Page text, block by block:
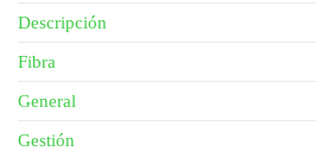
Descripción
Fibra
General
Gestión